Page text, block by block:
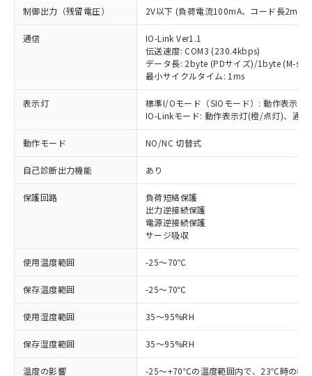
制御出力（残留電圧） 2V以下 (負荷電流100mA、コード長2m時)
通信
IO-Link Ver1.1
伝送速度: COM3 (230.4kbps)
データ長: 2byte (PDサイズ)/1byte (M-
最小サイクルタイム: 1ms
表示灯
標準I/Oモード（SIOモード）: 動作表示
IO-Linkモード: 動作表示灯(橙/点灯)、通
動作モード NO/NC 切替式
自己診断出力機能 あり
保護回路
負荷短絡保護
出力逆接続保護
電源逆接続保護
サージ吸収
使用温度範囲 -25～70℃
保存温度範囲 -25～70℃
使用湿度範囲 35～95%RH
保存湿度範囲 35～95%RH
温度の影響 -25～+70℃の温度範囲内で、23℃時の検
ご利用条件
以下の条件をお読みいただき、同意のうえ
ご利用ください。
本サービスは、当社制御機器事業取扱
商品の当社在庫状況および標準価格
(税抜)を提供させていただくもので
当社制御機器事業取扱商品の中には、
本サービスの対象外となる商品もある
ことをご了承ください。
対応済み：EU RoHS指令（10物質）の
非含有に対応した製品が提供可能な商品で
す。
対応予定：EU RoHS指令（10物質）の非含
有に対応した製品に切り替える予定のある
対応予定なし：EU RoHS指令（10物質）の
非含有に非対応の商品で、対応品を出す予
定はありません。
調査・確認中：EU RoHS指令（10物質）の
非含有の対応状況を調査中または確認中の
非該当品：ライセンス料など無形物で、有
仕入先様の事情により、非含有部品として
いたものが、含有品と判明した場合などや
※1 中国RoHS○×表
「○」：最大均質材料含有率が中国RoHSの
基準値以下であることを示します。
「×」：最大均質材料含有率が中国RoHSの
基準値を超えていることを示します。
当社は、これら貴社製品のうち、外国